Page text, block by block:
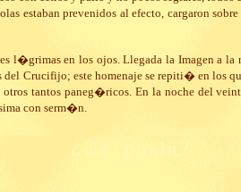
estaban prevenidos al efecto, cargaron sobre
l�grimas en los ojos. Llegada la Imagen a
Crucifijo; este homenaje se repiti� en los
tantos paneg�ricos. En la noche del
con serm�n.